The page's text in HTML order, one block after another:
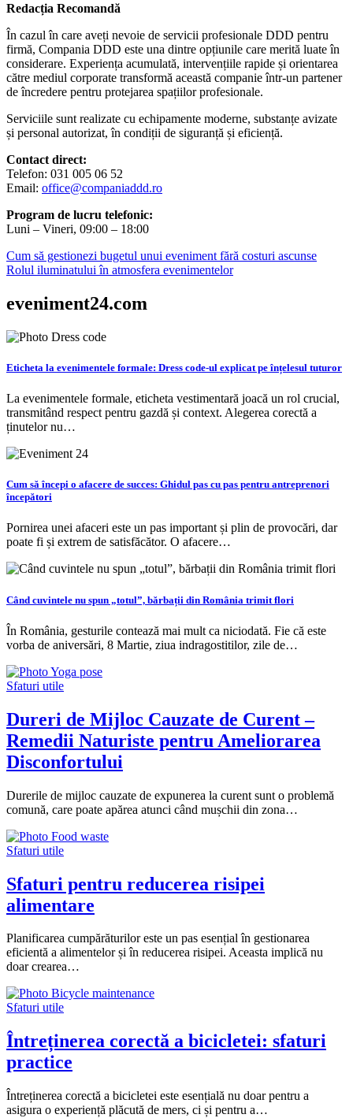
Redacția Recomandă
În cazul în care aveți nevoie de servicii profesionale DDD pentru
firmă, Compania DDD este una dintre opțiunile care merită luate în
considerare. Experiența acumulată, intervențiile rapide și orientarea
către mediul corporate transformă această companie într-un partener
de încredere pentru protejarea spațiilor profesionale.
Serviciile sunt realizate cu echipamente moderne, substanțe avizate
și personal autorizat, în condiții de siguranță și eficiență.
Contact direct:
Telefon: 031 005 06 52
Email: office@companiaddd.ro
Program de lucru telefonic:
Luni – Vineri, 09:00 – 18:00
Navigare
în
articole
Cum să gestionezi bugetul unui eveniment fără costuri ascunse
Rolul iluminatului în atmosfera evenimentelor
eveniment24.com
Eticheta la evenimentele formale: Dress code-ul explicat pe înțelesul tuturor
La evenimentele formale, eticheta vestimentară joacă un rol crucial,
transmitând respect pentru gazdă și context. Alegerea corectă a
ținutelor nu…
Cum să începi o afacere de succes: Ghidul pas cu pas pentru antreprenori
începători
Pornirea unei afaceri este un pas important și plin de provocări, dar
poate fi și extrem de satisfăcător. O afacere…
Când cuvintele nu spun „totul”, bărbații din România trimit flori
În România, gesturile contează mai mult ca niciodată. Fie că este
vorba de aniversări, 8 Martie, ziua indragostitilor, zile de…
Sfaturi utile
Dureri de Mijloc Cauzate de Curent –
Remedii Naturiste pentru Ameliorarea
Disconfortului
Durerile de mijloc cauzate de expunerea la curent sunt o problemă
comună, care poate apărea atunci când mușchii din zona…
Sfaturi utile
Sfaturi pentru reducerea risipei
alimentare
Planificarea cumpărăturilor este un pas esențial în gestionarea
eficientă a alimentelor și în reducerea risipei. Aceasta implică nu
doar crearea…
Sfaturi utile
Întreținerea corectă a bicicletei: sfaturi
practice
Întreținerea corectă a bicicletei este esențială nu doar pentru a
asigura o experiență plăcută de mers, ci și pentru a…